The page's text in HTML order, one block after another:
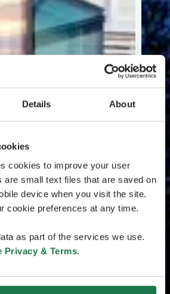
Details About
cookies to improve your user
are small text files that are saved on
device when you visit the site.
cookie preferences at any time.
as part of the services we use.
Privacy & Terms.